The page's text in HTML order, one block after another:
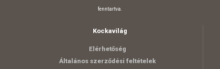
fenntartva.
Kockavilág
Elérhetőség
Általános szerződési feltételek